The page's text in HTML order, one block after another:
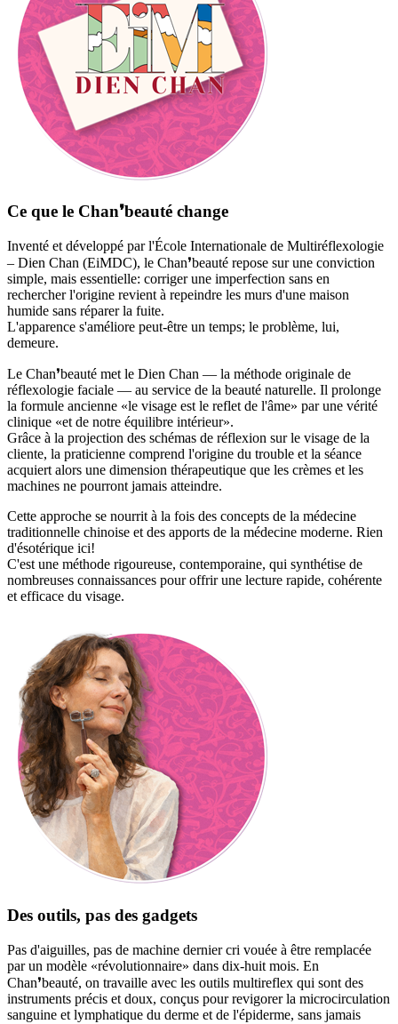
Ce que le Chan❜beauté change
Inventé et développé par l'École Internationale de Multiréflexologie
– Dien Chan (EiMDC), le Chan❜beauté repose sur une conviction
simple, mais essentielle: corriger une imperfection sans en
rechercher l'origine revient à repeindre les murs d'une maison
humide sans réparer la fuite.
L'apparence s'améliore peut-être un temps; le problème, lui,
demeure.
Le Chan❜beauté met le Dien Chan — la méthode originale de
réflexologie faciale — au service de la beauté naturelle. Il prolonge
la formule ancienne «le visage est le reflet de l'âme» par une vérité
clinique «et de notre équilibre intérieur».
Grâce à la projection des schémas de réflexion sur le visage de la
cliente, la praticienne comprend l'origine du trouble et la séance
acquiert alors une dimension thérapeutique que les crèmes et les
machines ne pourront jamais atteindre.
Cette approche se nourrit à la fois des concepts de la médecine
traditionnelle chinoise et des apports de la médecine moderne. Rien
d'ésotérique ici!
C'est une méthode rigoureuse, contemporaine, qui synthétise de
nombreuses connaissances pour offrir une lecture rapide, cohérente
et efficace du visage.
Des outils, pas des gadgets
Pas d'aiguilles, pas de machine dernier cri vouée à être remplacée
par un modèle «révolutionnaire» dans dix-huit mois. En
Chan❜beauté, on travaille avec les outils multireflex qui sont des
instruments précis et doux, conçus pour revigorer la microcirculation
sanguine et lymphatique du derme et de l'épiderme, sans jamais